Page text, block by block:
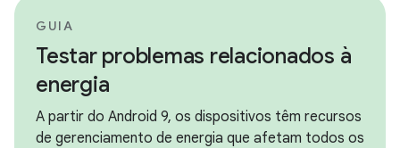
GUIA
Testar problemas relacionados à
energia
A partir do Android 9, os dispositivos têm recursos
de gerenciamento de energia que afetam todos os